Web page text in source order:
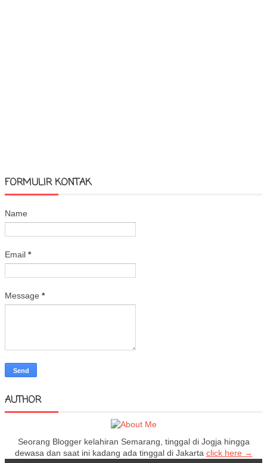
FORMULIR KONTAK
Name
Email *
Message *
AUTHOR
Seorang Blogger kelahiran Semarang, tinggal di Jogja hingga
dewasa dan saat ini kadang ada tinggal di Jakarta click here →